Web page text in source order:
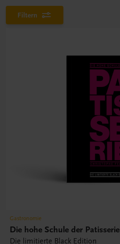
Filtern
Gastronomie
Die hohe Schule der Patisserie
Die limitierte Black Edition